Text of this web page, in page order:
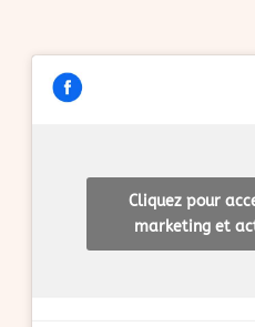
Cliquez pour
marketing et